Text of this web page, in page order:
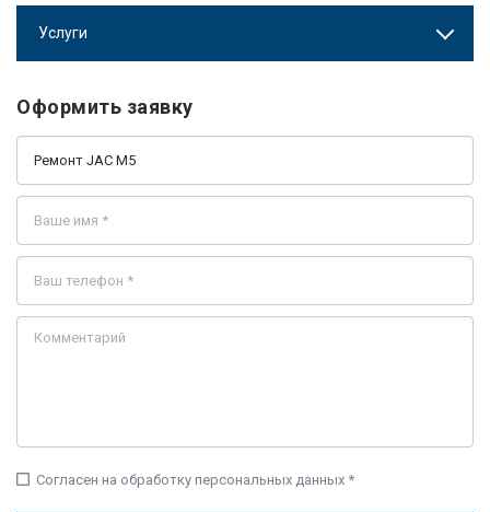
Услуги
Оформить заявку
check_box_outline_blank Согласен на обработку персональных данных *